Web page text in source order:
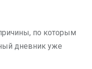
по которым
дневник уже